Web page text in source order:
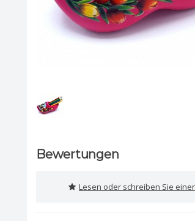
Bewertungen
Lesen oder schreiben Sie